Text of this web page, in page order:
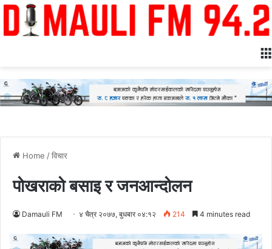
Home /विचार
पोखराको बसाइ र जनआन्दोलन
Damauli FM ४ चैत्र २०७७, बुधबार ०४:१२ 214 4 minutes read